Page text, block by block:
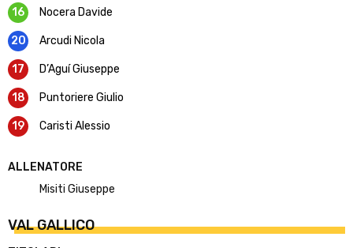
16 Nocera Davide
20 Arcudi Nicola
17 D’Aguí Giuseppe
18 Puntoriere Giulio
19 Caristi Alessio
ALLENATORE
Misiti Giuseppe
VAL GALLICO